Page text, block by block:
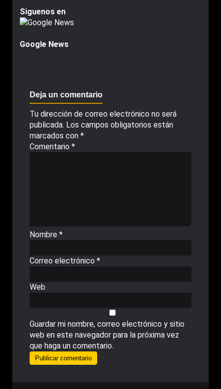
Siguenos en
Google News
Deja un comentario
Tu dirección de correo electrónico no será
publicada. Los campos obligatorios están
marcados con *
Comentario *
Nombre *
Correo electrónico *
Web
Guardar mi nombre, correo electrónico y sitio
web en este navegador para la próxima vez
que haga un comentario.